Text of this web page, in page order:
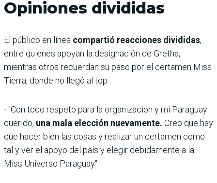
Opiniones divididas
El público en línea compartió reacciones divididas,
entre quienes apoyan la designación de Gretha,
mientras otros recuerdan su paso por el certamen Miss
Tierra, donde no llegó al top.
- “Con todo respeto para la organización y mi Paraguay
querido, una mala elección nuevamente. Creo que hay
que hacer bien las cosas y realizar un certamen como
tal y ver el apoyo del país y elegir debidamente a la
Miss Universo Paraguay"